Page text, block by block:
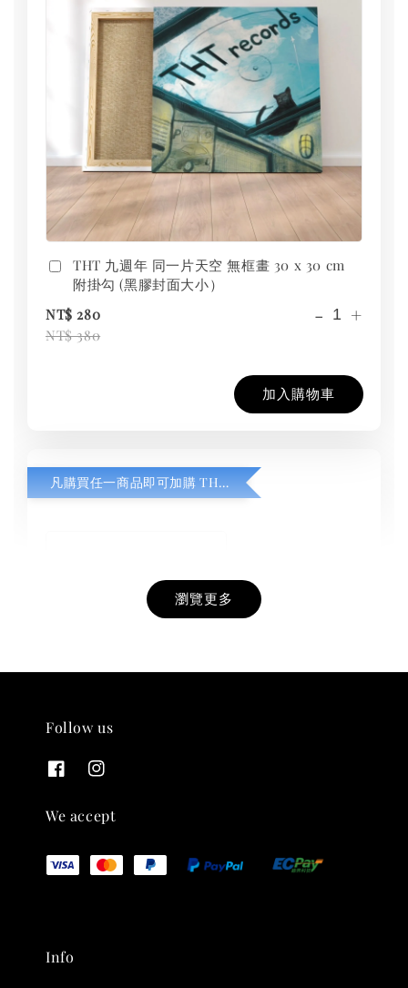
THT 九週年 同一片天空 無框畫 30 x 30 cm
附掛勾 (黑膠封面大小）
NT$ 280
NT$ 380
- +
加入購物車
凡購買任一商品即可加購 THT 九週年紀念 T-shirt
THT 九週年紀念 T-shirt
NT$ 880
加入購物車
瀏覽更多
Follow us
We accept
Info